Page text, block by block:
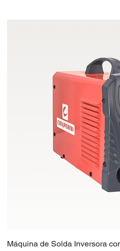
Máquina de Solda Inversora